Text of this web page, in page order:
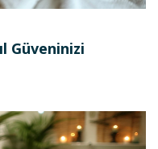
Güveninizi